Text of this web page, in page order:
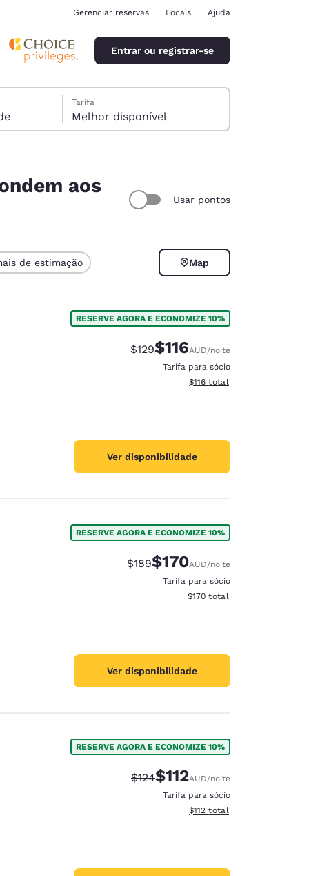
Gerenciar reservas Locais Ajuda
Entrar ou registrar-se
Tarifa
Melhor disponível
aos
Usar pontos
de estimação Map
RESERVE AGORA E ECONOMIZE 10%
Tarifa anterior “tachada”:
$129Tarifa com desconto:
$116AUD/noite
Tarifa para sócio
Exibir detalhes do total
$116 total
Ver disponibilidade
RESERVE AGORA E ECONOMIZE 10%
Tarifa anterior “tachada”:
$189Tarifa com desconto:
$170AUD/noite
Tarifa para sócio
Exibir detalhes do total
$170 total
Ver disponibilidade
RESERVE AGORA E ECONOMIZE 10%
Tarifa anterior “tachada”:
$124Tarifa com desconto:
$112AUD/noite
Tarifa para sócio
Exibir detalhes do total
$112 total